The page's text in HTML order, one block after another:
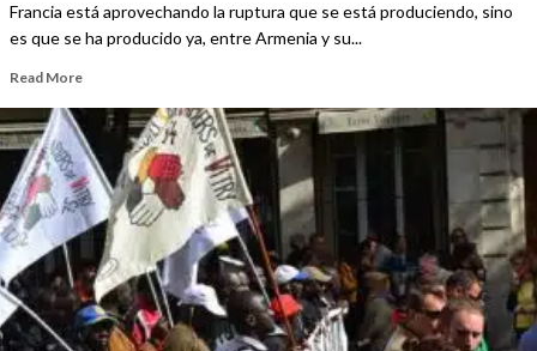
Francia está aprovechando la ruptura que se está produciendo, sino
es que se ha producido ya, entre Armenia y su...
Read More